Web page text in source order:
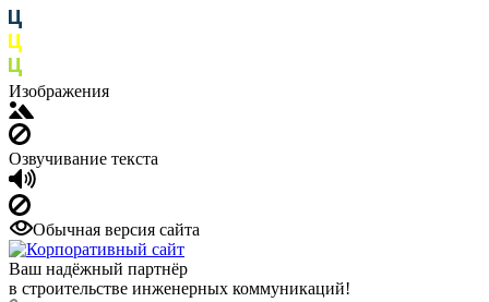
Изображения
Озвучивание текста
Обычная версия сайта
Ваш надёжный партнёр
в строительстве инженерных коммуникаций!